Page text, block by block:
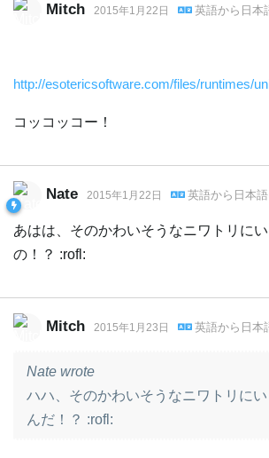
Mitch 2015年1月22日 英語から 日本
http://esotericsoftware.com/files/runtimes/
コッコッコー！
Nate 2015年1月22日 英語から 日本語
あはは、そのかわいそうなニワトリに
の！？ :rofl:
Mitch 2015年1月23日 英語から 日本
Nate wrote
ハハ、そのかわいそうなニワトリに
んだ！？ :rofl: